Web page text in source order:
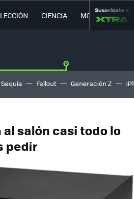
CIENCIA MOVILIDAD
Suscríbete a
Sequía Fallout Generación Z
al salón casi todo lo
pedir